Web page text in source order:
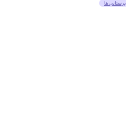
ابرستانی ها